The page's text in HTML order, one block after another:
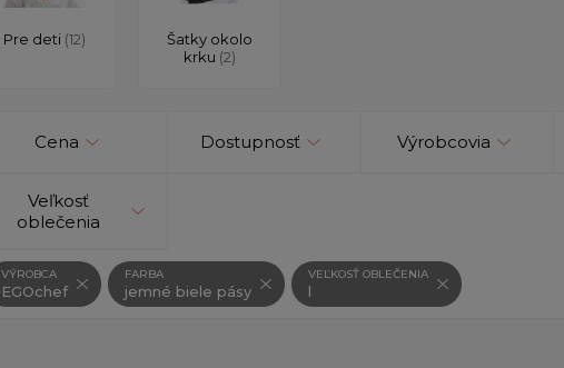
Pre deti (12)
Šatky okolo
krku (2)
Cena Dostupnosť Výrobcovia
Veľkosť
oblečenia
VÝROBCA
EGOchef
FARBA
jemné biele pásy
VEĽKOSŤ OBLEČENIA
l